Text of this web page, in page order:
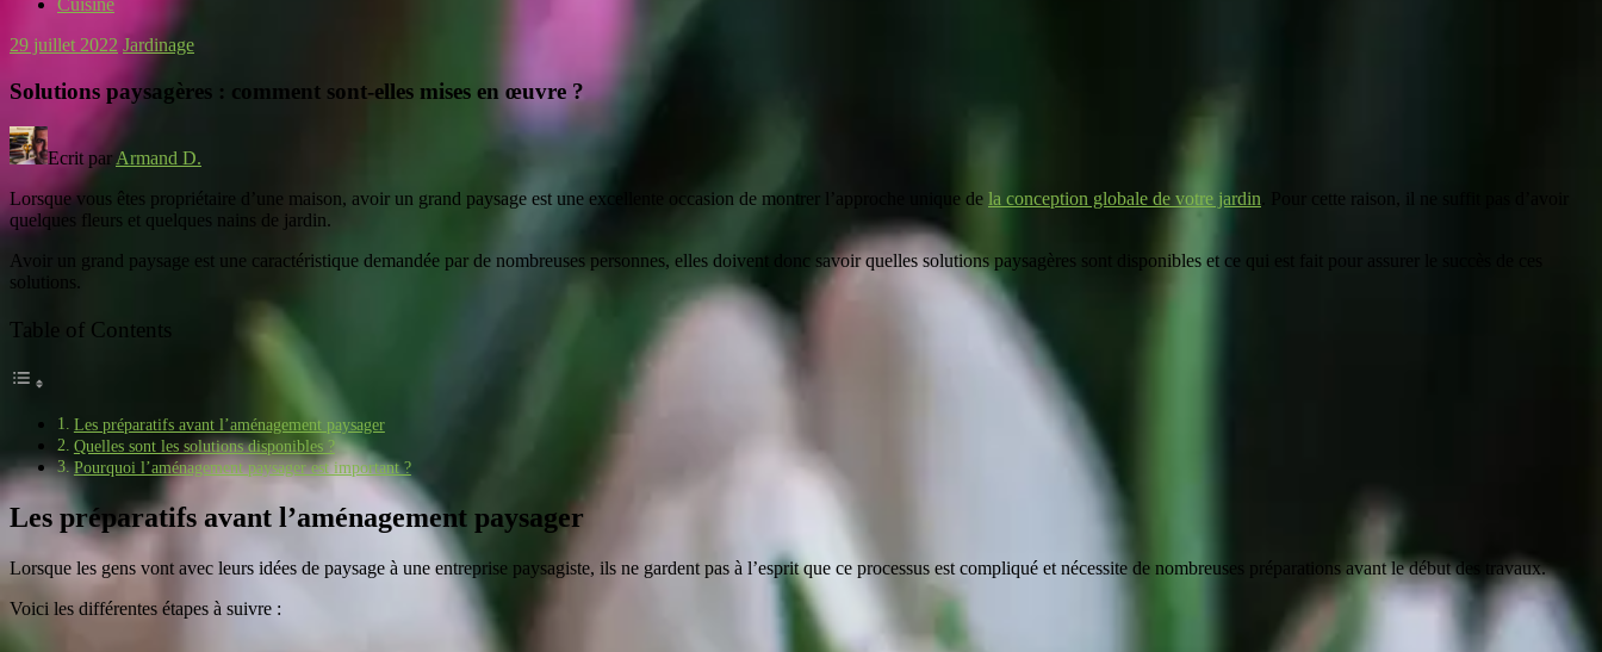
Cuisine
29 juillet 2022 Jardinage
Solutions paysagères : comment sont-elles mises en œuvre ?
Ecrit parArmand D.
Lorsque vous êtes propriétaire d’une maison, avoir un grand paysage est une excellente occasion de montrer l’approche unique de la conception globale de votre jardin . Pour cette raison, il ne suffit pas d’avoir
quelques fleurs et quelques nains de jardin.
Avoir un grand paysage est une caractéristique demandée par de nombreuses personnes, elles doivent donc savoir quelles solutions paysagères sont disponibles et ce qui est fait pour assurer le succès de ces
solutions.
Table of Contents
Les préparatifs avant l’aménagement paysager
Quelles sont les solutions disponibles ?
Pourquoi l’aménagement paysager est important ?
Les préparatifs avant l’aménagement paysager
Lorsque les gens vont avec leurs idées de paysage à une entreprise paysagiste, ils ne gardent pas à l’esprit que ce processus est compliqué et nécessite de nombreuses préparations avant le début des travaux.
Voici les différentes étapes à suivre :